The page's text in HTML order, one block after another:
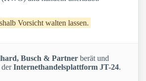
Vorsicht walten lassen.
Busch & Partner berät und
derInternethandelsplattform JT-24.